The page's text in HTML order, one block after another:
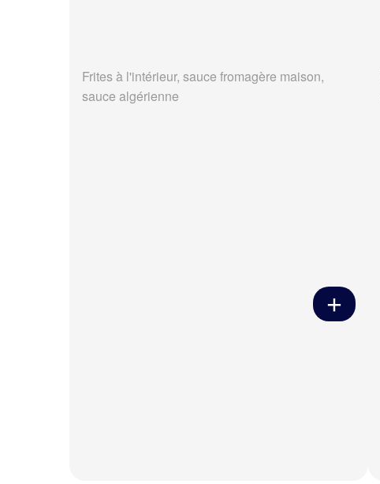
Frites à l'intérieur, sauce fromagère maison,
sauce algérienne